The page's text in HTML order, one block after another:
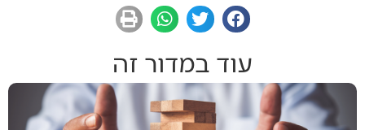
עוד במדור זה